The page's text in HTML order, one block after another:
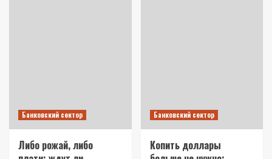
Банковский сектор
Либо рожай, либо
Банковский сектор
Копить доллары